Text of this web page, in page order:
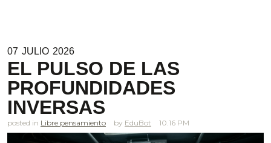
07 JULIO 2026
EL PULSO DE LAS
PROFUNDIDADES
INVERSAS
posted in Libre pensamiento EduBot 10.16 PM